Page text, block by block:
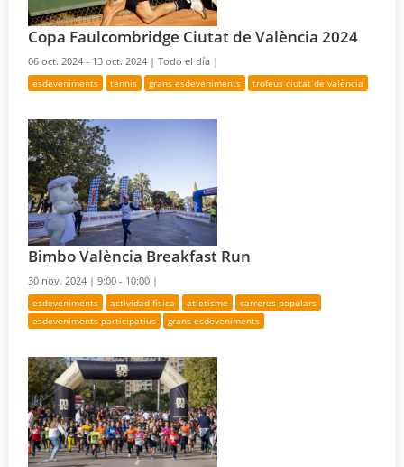
Copa Faulcombridge Ciutat de València 2024
06 oct. 2024 - 13 oct. 2024 |Todo el día |
esdeveniments tennis grans esdeveniments trofeus ciutat de valència
Bimbo València Breakfast Run
30 nov. 2024 |9:00 - 10:00 |
esdeveniments actividad física atletisme
carreres populars
esdeveniments participatius
grans esdeveniments